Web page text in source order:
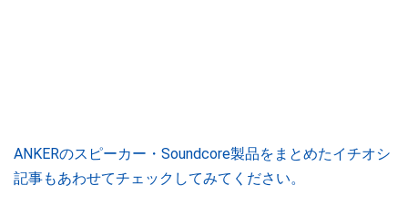
ANKERのスピーカー・Soundcore製品をまとめたイチオシ
記事もあわせてチェックしてみてください。